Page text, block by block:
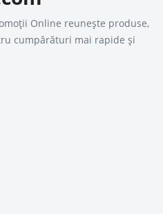
Online reunește produse,
cumpărături mai rapide și